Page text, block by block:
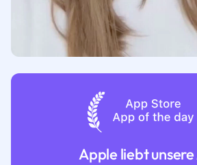
Apple liebt